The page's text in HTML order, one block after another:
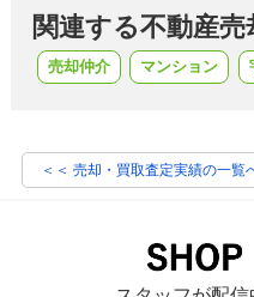
関連する不動産
売却仲介 マンション
＜＜ 売却・買取査定実績の一覧